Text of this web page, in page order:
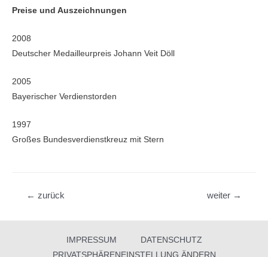
Preise und Auszeichnungen
2008
Deutscher Medailleurpreis Johann Veit Döll
2005
Bayerischer Verdienstorden
1997
Großes Bundesverdienstkreuz mit Stern
Beitragsnavigation
← zurück weiter →
IMPRESSUM
DATENSCHUTZ
PRIVATSPHÄRENEINSTELLUNG ÄNDERN